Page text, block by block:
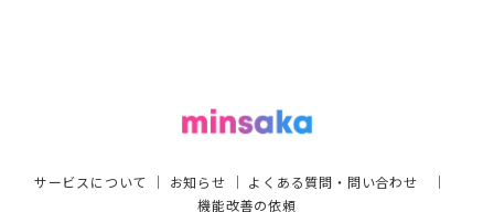
サービスについて ｜ お知らせ ｜ よくある質問・問い合わせ ｜
機能改善の依頼